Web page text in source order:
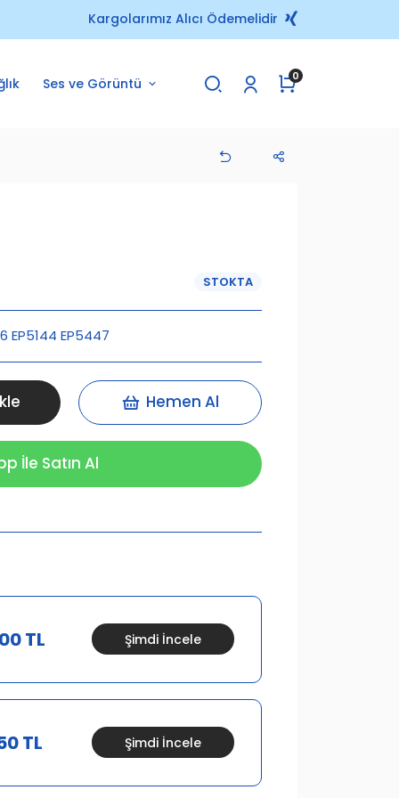
Kargolarımız Alıcı Ödemelidir
Ses ve Görüntü 0
STOKTA
EP5144 EP5447
Hemen Al
İle Satın Al
TL Şimdi İncele
TL Şimdi İncele